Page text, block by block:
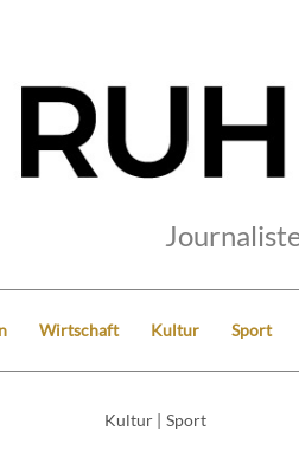
Wirtschaft Kultur Sport
Kultur | Sport